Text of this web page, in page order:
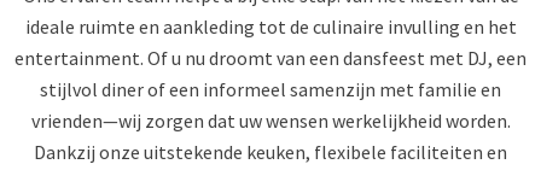
ideale ruimte en aankleding tot de culinaire invulling en het
entertainment. Of u nu droomt van een dansfeest met DJ, een
stijlvol diner of een informeel samenzijn met familie en
vrienden—wij zorgen dat uw wensen werkelijkheid worden.
Dankzij onze uitstekende keuken, flexibele faciliteiten en